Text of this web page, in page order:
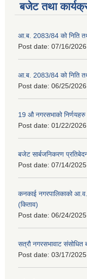
बजेट तथा
आ.ब. 2083/84 को निति
Post date: 07/16/
आ.ब. 2083/84 को निति
Post date: 06/25/
19 औ नगरसभाको निर्णयहरु
Post date: 01/22/
बजेट सार्बजनिकरण
Post date: 07/14/
कनकाई नगरपालिकाको
(किताव)
Post date: 06/24/
सत्रौ नगरसभावाट
Post date: 03/17/